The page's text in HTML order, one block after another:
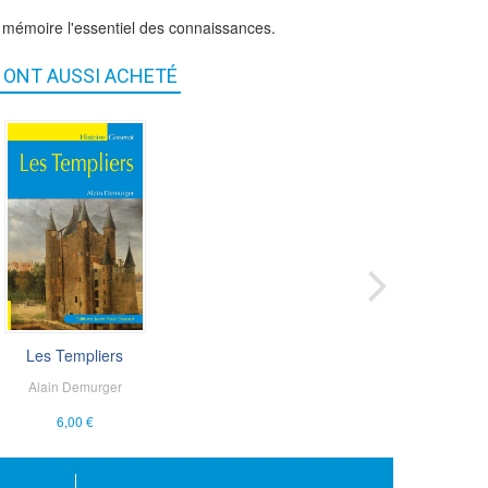
l'essentiel des connaissances.
Sexualités au M...
Jacques Rossiaud
6,00 €
ONT AUSSI ACHETÉ
Les Templiers
Alain Demurger
6,00 €